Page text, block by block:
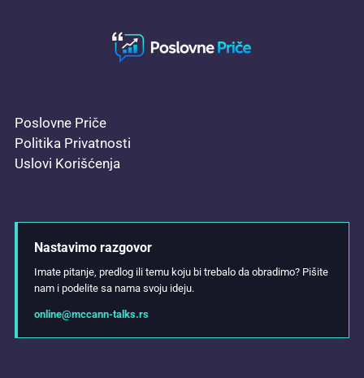
Poslovne Priče
Politika Privatnosti
Uslovi Korišćenja
Nastavimo razgovor
Imate pitanje, predlog ili temu koju bi trebalo da obradimo? Pišite
nam i podelite sa nama svoju ideju.
online@mccann-talks.rs